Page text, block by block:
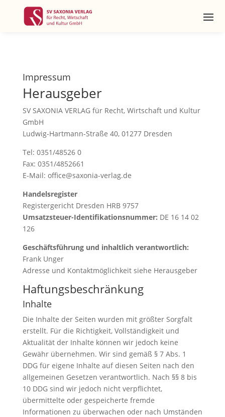
Impressum
Herausgeber
SV SAXONIA VERLAG für Recht, Wirtschaft und Kultur
GmbH
Ludwig-Hartmann-Straße 40, 01277 Dresden
Tel: 0351/48526 0
Fax: 0351/4852661
E-Mail: office@saxonia-verlag.de
Handelsregister
Registergericht Dresden HRB 9757
Umsatzsteuer-Identifikationsnummer: DE 16 14 02
126
Geschäftsführung und inhaltlich verantwortlich:
Frank Unger
Adresse und Kontaktmöglichkeit siehe Herausgeber
Haftungsbeschränkung
Inhalte
Die Inhalte der Seiten wurden mit größter Sorgfalt
erstellt. Für die Richtigkeit, Vollständigkeit und
Aktualität der Inhalte können wir jedoch keine
Gewähr übernehmen. Wir sind gemäß § 7 Abs. 1
DDG für eigene Inhalte auf diesen Seiten nach den
allgemeinen Gesetzen verantwortlich. Nach §§ 8 bis
10 DDG sind wir jedoch nicht verpflichtet,
übermittelte oder gespeicherte fremde
Informationen zu überwachen oder nach Umständen